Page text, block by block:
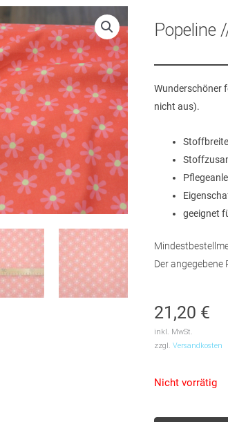
Popeline
Wunderschöner
nicht aus).
geeignet
Der angegebene
21,20 €
inkl. MwSt.
zzgl. Versandkosten
Nicht vorrätig